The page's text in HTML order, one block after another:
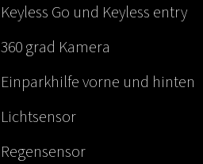
Keyless Go und Keyless entry
360 grad Kamera
Einparkhilfe vorne und hinten
Lichtsensor
Regensensor